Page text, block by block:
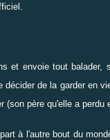
et envoie tout
décider de la garder en
(son père qu'elle a perdu
à l'autre bout du